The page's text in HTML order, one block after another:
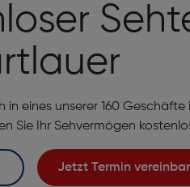
in eines unserer 160 Geschäfte
Sie Ihr Sehvermögen
Jetzt Termin